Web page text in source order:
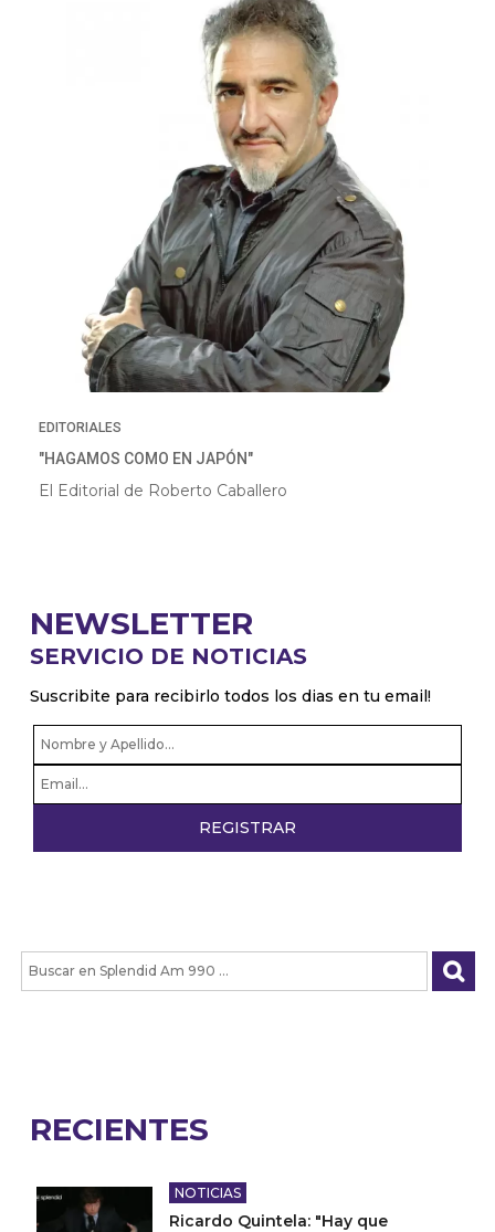
EDITORIALES
"HAGAMOS COMO EN JAPÓN"
El Editorial de Roberto Caballero
NEWSLETTER
SERVICIO DE NOTICIAS
Suscribite para recibirlo todos los dias en tu email!
RECIENTES
NOTICIAS
Ricardo Quintela: "Hay que